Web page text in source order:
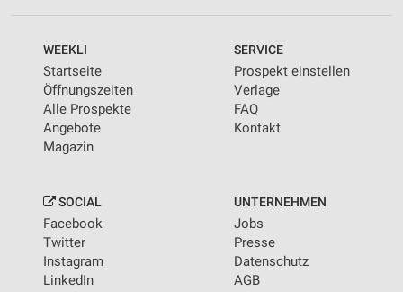
WEEKLI
Startseite
Öffnungszeiten
Alle Prospekte
Angebote
Magazin
SERVICE
Prospekt einstellen
Verlage
FAQ
Kontakt
SOCIAL
Facebook
Twitter
Instagram
LinkedIn
UNTERNEHMEN
Jobs
Presse
Datenschutz
AGB